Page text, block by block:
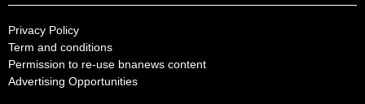
Privacy Policy
Term and conditions
Permission to re-use bnanews content
Advertising Opportunities